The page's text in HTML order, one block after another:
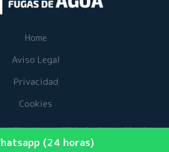
(24 horas)
Home
Aviso Legal
Privacidad
Cookies
· Web de detección de
en su provincia ·Mapa del sitio